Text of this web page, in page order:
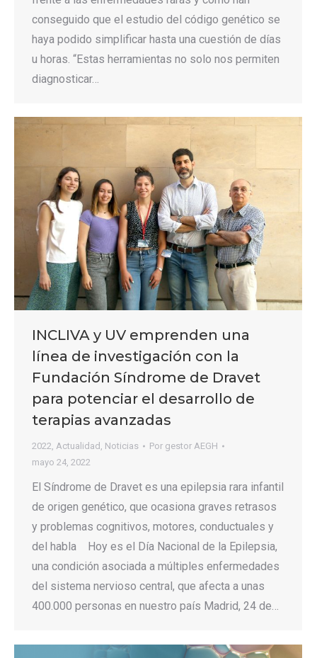
conseguido que el estudio del código genético se
haya podido simplificar hasta una cuestión de días
u horas. “Estas herramientas no solo nos permiten
diagnosticar…
INCLIVA y UV emprenden una
línea de investigación con la
Fundación Síndrome de Dravet
para potenciar el desarrollo de
terapias avanzadas
2022, Actualidad , Noticias Por gestor AEGH
mayo 24, 2022
El Síndrome de Dravet es una epilepsia rara infantil
de origen genético, que ocasiona graves retrasos
y problemas cognitivos, motores, conductuales y
del habla Hoy es el Día Nacional de la Epilepsia,
una condición asociada a múltiples enfermedades
del sistema nervioso central, que afecta a unas
400.000 personas en nuestro país Madrid, 24 de…